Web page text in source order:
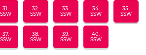
31.
SSW
32.
SSW
33.
SSW
34.
SSW
35.
SSW
37.
SSW
38.
SSW
39.
SSW
40.
SSW